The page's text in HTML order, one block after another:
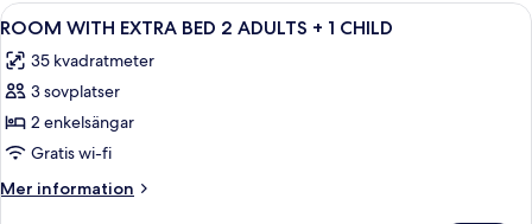
Öppna
alla
foton
för
ROOM
WITH
EXTRA
BED
Minibar, värdeförvaringsskåp på
2
ROOM WITH EXTRA BED 2 ADULTS + 1 CHILD
35 kvadratmeter
3 sovplatser
2 enkelsängar
Gratis wi-fi
Mer information
Mer